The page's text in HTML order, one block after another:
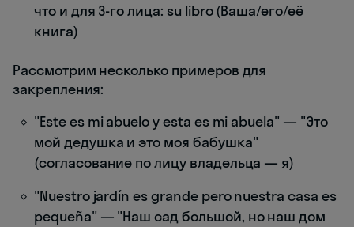
что и для 3-го лица: su libro (Ваша/его/её
книга)
Рассмотрим несколько примеров для
закрепления:
"Este es mi abuelo y esta es mi abuela" — "Это
мой дедушка и это моя бабушка"
(согласование по лицу владельца — я)
"Nuestro jardín es grande pero nuestra casa es
pequeña" — "Наш сад большой, но наш дом